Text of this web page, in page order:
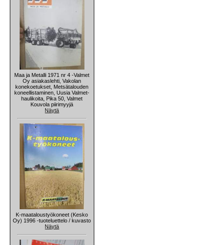
Maa ja Metalli 1971 nr 4 -Valmet
Oy asiakaslehti, Vakolan
konekoetukset, Metsätalouden
koneellistaminen, Uusia Valmet-
haulikoita, Pika 50, Valmet
Kouvola piirimyyjä
Näytä
K-maataloustyökoneet (Kesko
Oy) 1996 -tuoteluettelo / kuvasto
Näytä